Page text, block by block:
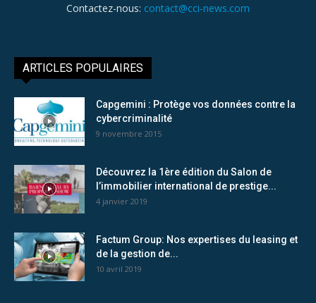
Contactez-nous: contact@cci-news.com
ARTICLES POPULAIRES
Capgemini : Protège vos données contre la
cybercriminalité
9 novembre 2015
Découvrez la 1ère édition du Salon de
l’immobilier international de prestige...
4 janvier 2019
Factum Group: Nos expertises du leasing et
de la gestion de...
10 avril 2019